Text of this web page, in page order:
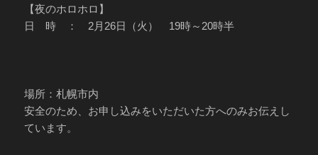
【夜のホロホロ】
日 時 ： 2月26日（火） 19時～20時半
場所：札幌市内
安全のため、お申し込みをいただいた方へのみお伝えし
ています。